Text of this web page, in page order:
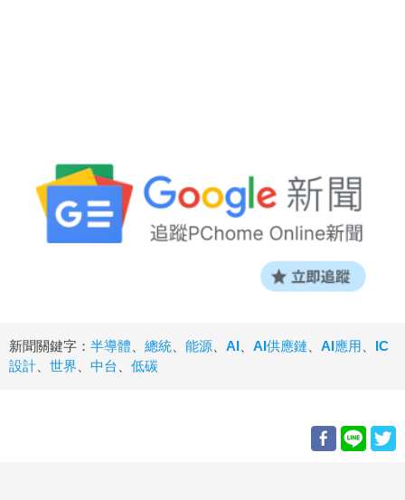
新聞關鍵字： 半導體 總統 能源 AI AI供應鏈 AI應用
IC
設計
世界 中台 低碳